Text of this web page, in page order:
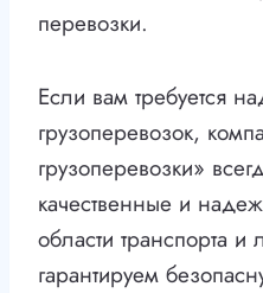
перевозки.
Если вам требуется
грузоперевозок,
грузоперевозки»
качественные и
области транспорта и
гарантируем